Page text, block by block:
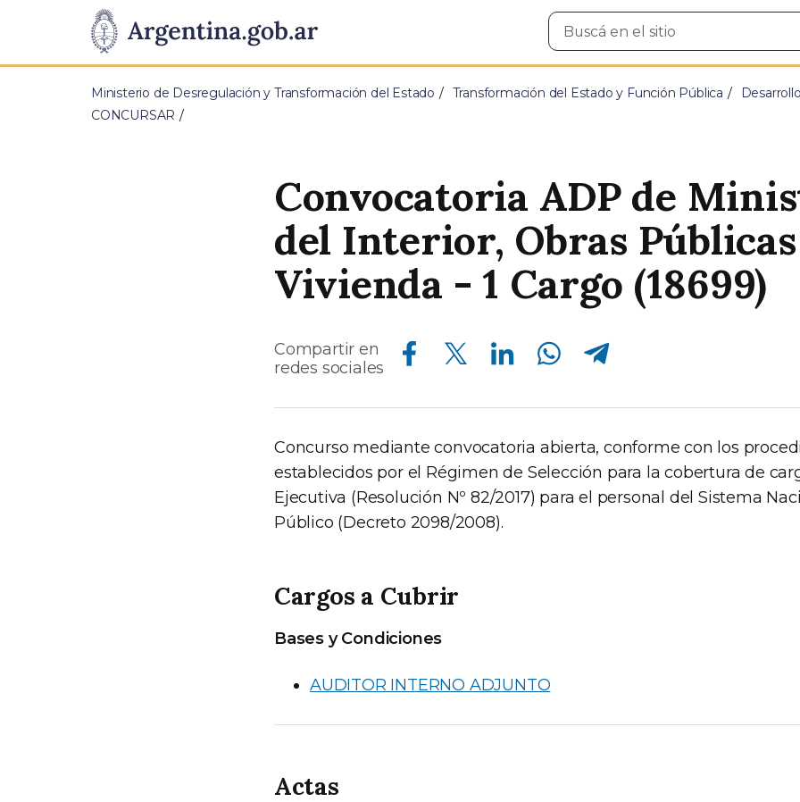
Presidencia
de
Pasar al contenido principal
Buscar
en
Ministerio de Desregulación y Transformación del Estado Transformación del Estado y Función Pública
CONCURSAR
Convocatoria ADP de
del Interior, Obras
Vivienda - 1 Cargo (18699)
Compartir en
redes sociales
Compartir en Facebook Compartir en Twitter Compartir en Linkedin Compartir en Whatsapp Compartir en Telegram
Concurso mediante convocatoria abierta, conforme con los
establecidos por el Régimen de Selección para la cobertura de
Ejecutiva (Resolución Nº 82/2017) para el personal del Sistema
Público (Decreto 2098/2008).
Cargos a Cubrir
Bases y Condiciones
AUDITOR INTERNO ADJUNTO
Actas